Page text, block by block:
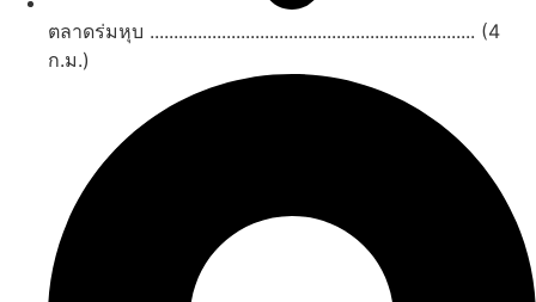
ตลาดร่มหุบ .................................................................... (4
ก.ม.)